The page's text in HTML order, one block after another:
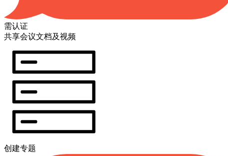
需认证
共享会议文档及视频
创建专题